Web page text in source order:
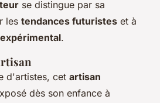
se distingue par sa
les tendances futuristes et à
.
d'artistes, cet artisan
dès son enfance à